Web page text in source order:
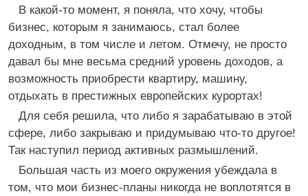
В какой-то момент, я поняла, что хочу, чтобы
бизнес, которым я занимаюсь, стал более
доходным, в том числе и летом. Отмечу, не просто
давал бы мне весьма средний уровень доходов, а
возможность приобрести квартиру, машину,
отдыхать в престижных европейских курортах!
Для себя решила, что либо я зарабатываю в этой
сфере, либо закрываю и придумываю что-то другое!
Так наступил период активных размышлений.
Большая часть из моего окружения убеждала в
том, что мои бизнес-планы никогда не воплотятся в